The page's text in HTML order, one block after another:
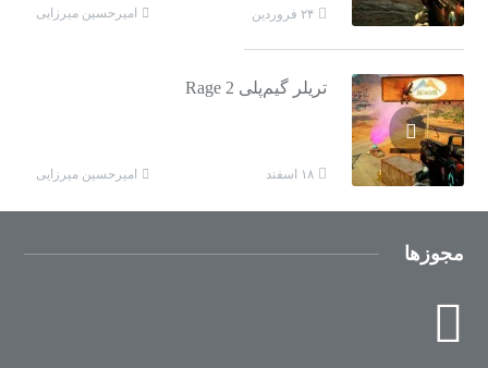
۲۴ فروردین امیرحسین میرزایی
تریلر گیم‌پلی Rage 2
۱۸ اسفند امیرحسین میرزایی
مجوزها